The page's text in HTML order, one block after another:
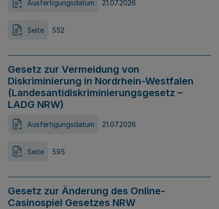
Ausfertigungsdatum 21.07.2026
Seite 552
Gesetz zur Vermeidung von
Diskriminierung in Nordrhein-Westfalen
(Landesantidiskriminierungsgesetz –
LADG NRW)
Ausfertigungsdatum 21.07.2026
Seite 595
Gesetz zur Änderung des Online-
Casinospiel Gesetzes NRW